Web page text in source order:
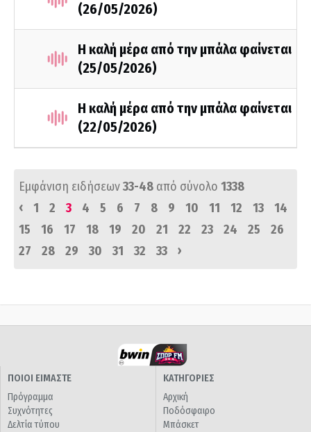
(26/05/2026)
Η καλή μέρα από την μπάλα φαίνεται
(25/05/2026)
Η καλή μέρα από την μπάλα φαίνεται
(22/05/2026)
Εμφάνιση ειδήσεων33-48 από σύνολο 1338
‹
1 2 3 4 5 6 7 8 9 10 11 12 13
14
15
16 17 18 19 20 21 22 23 24 25
26
27
28 29 30 31 32 33 ›
ΠΟΙΟΙ ΕΙΜΑΣΤΕ
Πρόγραμμα
Συχνότητες
Δελτία τύπου
ΚΑΤΗΓΟΡΙΕΣ
Αρχική
Ποδόσφαιρο
Μπάσκετ